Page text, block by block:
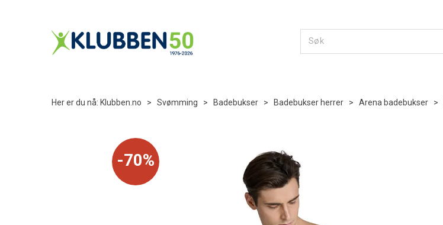
Her er du nå: Klubben.no > Svømming > Badebukser > Badebukser herrer > Arena badebukser >
70%